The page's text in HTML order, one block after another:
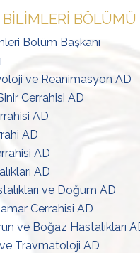
BILIMLERI BÖLÜMÜ
Bölüm Başkanı
ve Reanimasyon AD
Cerrahisi AD
AD
AD
AD
AD
ve Doğum AD
Cerrahisi AD
ve Boğaz Hastalıkları
Travmatoloji AD